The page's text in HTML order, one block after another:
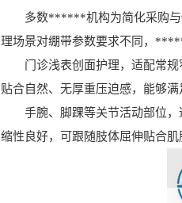
多数******机构为简化采购与储
理场景对绷带参数要求不同，
门诊浅表创面护理，适配常规
贴合自然、无厚重压迫感，能够
手腕、脚踝等关节活动部位，
缩性良好，可跟随肢体屈伸贴合